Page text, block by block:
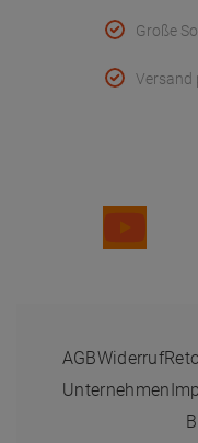
Große
Versand
AGBWiderruf
Unternehmen